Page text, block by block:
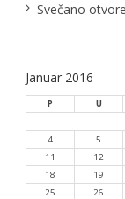
Svečano
Januar 2016
P U
4
5
11
12
18
19
25
26